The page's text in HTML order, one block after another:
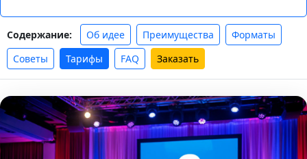
Содержание: Об идее Преимущества
Форматы
Советы
Тарифы FAQ Заказать